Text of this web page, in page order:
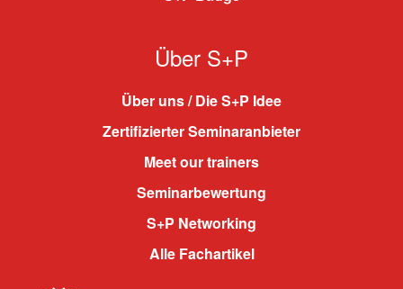
Über S+P
Über uns / Die S+P Idee
Zertifizierter Seminaranbieter
Meet our trainers
Seminarbewertung
S+P Networking
Alle Fachartikel